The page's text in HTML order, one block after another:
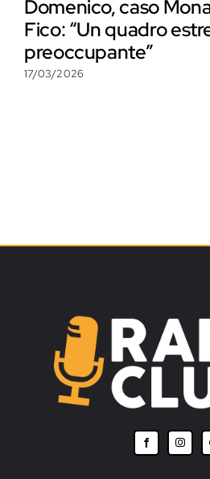
Domenico, caso
Fico: “Un quadro
preoccupante”
17/03/2026